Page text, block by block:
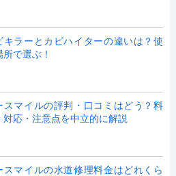
キラーとカビハイターの違いは？使
所で選ぶ！
スマイルの評判・口コミはどう？料
対応・注意点を中立的に解説
スマイルの水道修理料金はどれくら